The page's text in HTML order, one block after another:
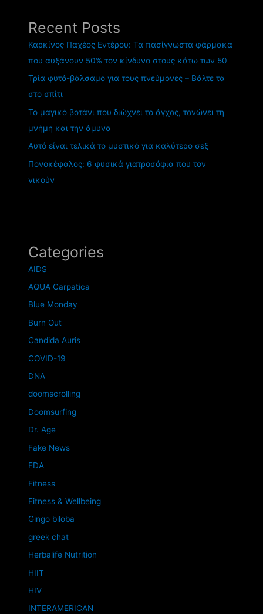
Recent Posts
Καρκίνος Παχέος Εντέρου: Τα πασίγνωστα φάρμακα
που αυξάνουν 50% τον κίνδυνο στους κάτω των 50
Τρία φυτά-βάλσαμο για τους πνεύμονες – Βάλτε τα
στο σπίτι
Το μαγικό βοτάνι που διώχνει το άγχος, τονώνει τη
μνήμη και την άμυνα
Αυτό είναι τελικά το μυστικό για καλύτερο σεξ
Πονοκέφαλος: 6 φυσικά γιατροσόφια που τον
νικούν
Categories
AIDS
AQUA Carpatica
Blue Monday
Burn Out
Candida Auris
COVID-19
DNA
doomscrolling
Doomsurfing
Dr. Age
Fake News
FDA
Fitness
Fitness & Wellbeing
Gingo biloba
greek chat
Herbalife Nutrition
HIIT
HIV
INTERAMERICAN